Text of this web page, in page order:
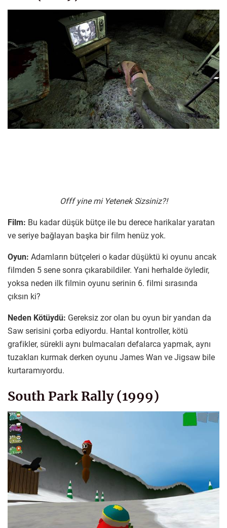
Offf yine mi Yetenek Sizsiniz?!
Film: Bu kadar düşük bütçe ile bu derece harikalar yaratan
ve seriye bağlayan başka bir film henüz yok.
Oyun: Adamların bütçeleri o kadar düşüktü ki oyunu ancak
filmden 5 sene sonra çıkarabildiler. Yani herhalde öyledir,
yoksa neden ilk filmin oyunu serinin 6. filmi sırasında
çıksın ki?
Neden Kötüydü: Gereksiz zor olan bu oyun bir yandan da
Saw serisini çorba ediyordu. Hantal kontroller, kötü
grafikler, sürekli aynı bulmacaları defalarca yapmak, aynı
tuzakları kurmak derken oyunu James Wan ve Jigsaw bile
kurtaramıyordu.
South Park Rally (1999)